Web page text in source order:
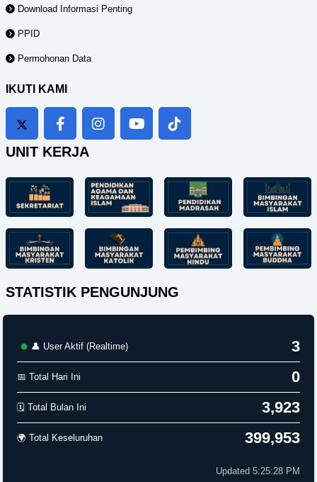
Download Informasi Penting
PPID
Permohonan Data
IKUTI KAMI
UNIT KERJA
STATISTIK PENGUNJUNG
👤 User Aktif (Realtime) 4
📅 Total Hari Ini 0
🗓️ Total Bulan Ini 3,923
🌍 Total Keseluruhan 399,953
Updated 5:25:28 PM